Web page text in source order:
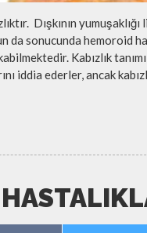
Dışkının
da sonucunda hemoroid
Kabızlık
iddia ederler, ancak